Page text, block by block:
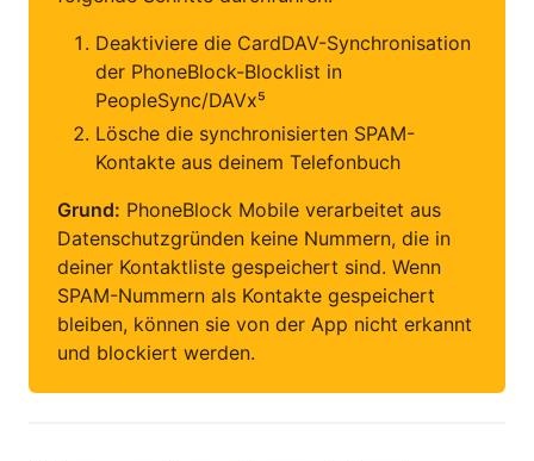
Deaktiviere die CardDAV-Synchronisation
der PhoneBlock-Blocklist in
PeopleSync/DAVx⁵
Lösche die synchronisierten SPAM-
Kontakte aus deinem Telefonbuch
Grund: PhoneBlock Mobile verarbeitet aus
Datenschutzgründen keine Nummern, die in
deiner Kontaktliste gespeichert sind. Wenn
SPAM-Nummern als Kontakte gespeichert
bleiben, können sie von der App nicht erkannt
und blockiert werden.